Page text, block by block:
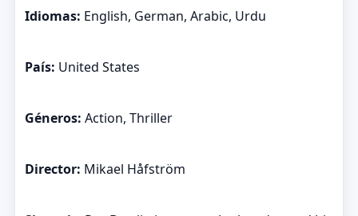
Idiomas: English, German, Arabic, Urdu
País: United States
Géneros: Action, Thriller
Director: Mikael Håfström